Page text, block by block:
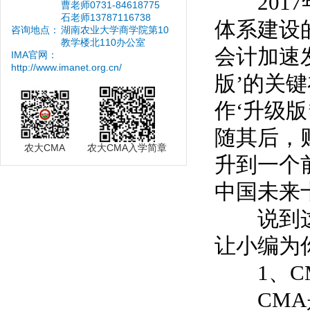
曹老师0731-84618775
石老师13787116738
咨询地点： 湖南农业大学商学院第10
教学楼北110办公室
IMA官网：
http://www.imanet.org.cn/
农大CMA 农大CMA入学简章
体系建设
会计加速
版’的关
作‘升级版
随其后，
升到一个
中国未来
说到这
让小编为
1、
CMA